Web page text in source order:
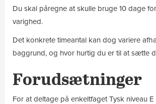
Du skal påregne at skulle bruge 10 dage
varighed.
Det konkrete timeantal kan dog variere
baggrund, og hvor hurtig du er til at sætte
Forudsætninger
For at deltage på enkeltfaget Tysk niveau